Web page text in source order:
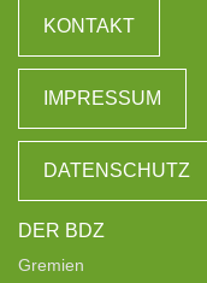
KONTAKT
IMPRESSUM
DATENSCHUTZ
DER BDZ
Gremien